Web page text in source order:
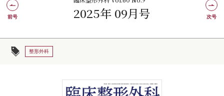
2025年 09月号
前号 次号
整形外科